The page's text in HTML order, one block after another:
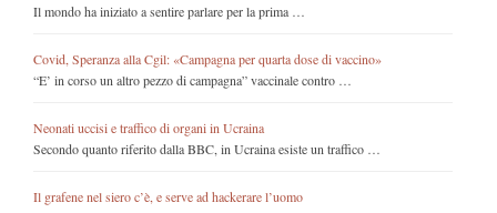
Il mondo ha iniziato a sentire parlare per la prima …
Covid, Speranza alla Cgil: «Campagna per quarta dose di vaccino»
“E’ in corso un altro pezzo di campagna” vaccinale contro …
Neonati uccisi e traffico di organi in Ucraina
Secondo quanto riferito dalla BBC, in Ucraina esiste un traffico …
Il grafene nel siero c’è, e serve ad hackerare l’uomo